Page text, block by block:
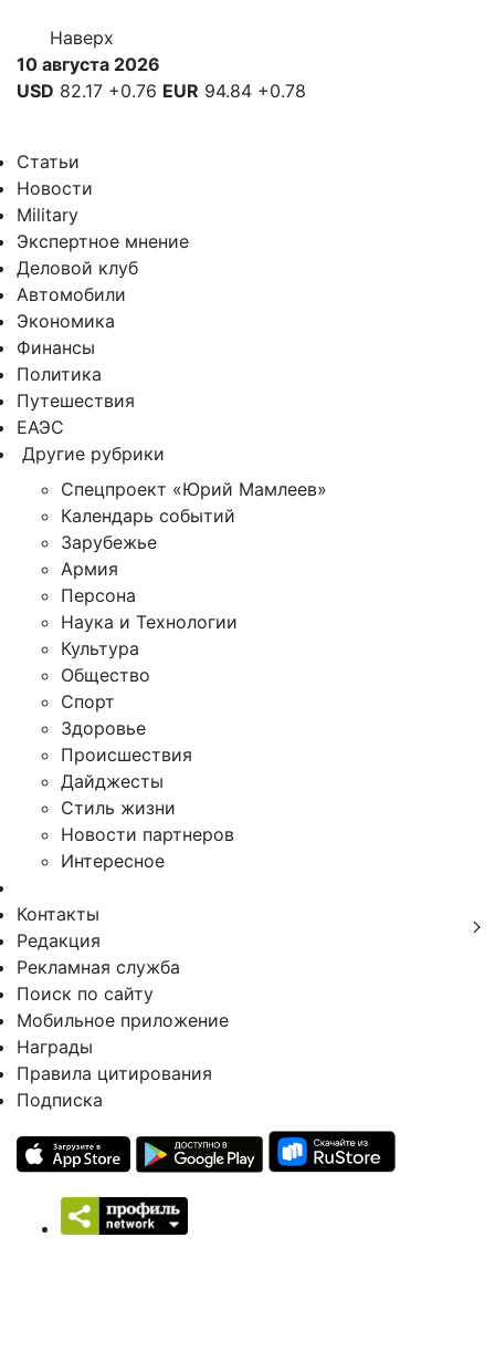
Наверх
10 августа 2026
USD 82.17 +0.76 EUR 94.84 +0.78
Статьи
Новости
Military
Экспертное мнение
Деловой клуб
Автомобили
Экономика
Финансы
Политика
Путешествия
ЕАЭС
Другие рубрики
Спецпроект «Юрий Мамлеев»
Календарь событий
Зарубежье
Армия
Персона
Наука и Технологии
Культура
Общество
Спорт
Здоровье
Происшествия
Дайджесты
Стиль жизни
Новости партнеров
Интересное
Контакты
Редакция
Рекламная служба
Поиск по сайту
Мобильное приложение
Награды
Правила цитирования
Подписка